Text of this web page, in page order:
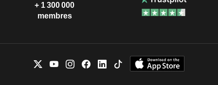
+ 1 300 000
membres